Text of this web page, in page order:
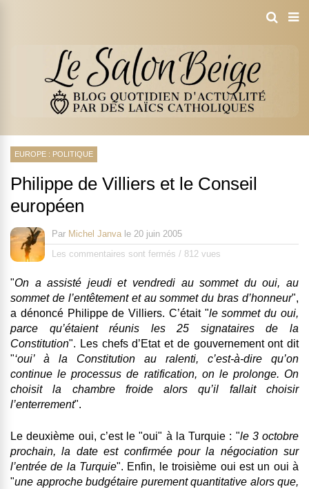
EUROPE : POLITIQUE
Philippe de Villiers et le Conseil
européen
Par Michel Janva le 20 juin 2005
Les commentaires sont fermés / 812 vues
"On a assisté jeudi et vendredi au sommet du oui, au
sommet de l’entêtement et au sommet du bras d’honneur",
a dénoncé Philippe de Villiers. C’était "le sommet du oui,
parce qu’étaient réunis les 25 signataires de la
Constitution". Les chefs d’Etat et de gouvernement ont dit
"‘oui’ à la Constitution au ralenti, c’est-à-dire qu’on
continue le processus de ratification, on le prolonge. On
choisit la chambre froide alors qu’il fallait choisir
l’enterrement".
Le deuxième oui, c’est le "oui" à la Turquie : "le 3 octobre
prochain, la date est confirmée pour la négociation sur
l’entrée de la Turquie". Enfin, le troisième oui est un oui à
"une approche budgétaire purement quantitative alors que,